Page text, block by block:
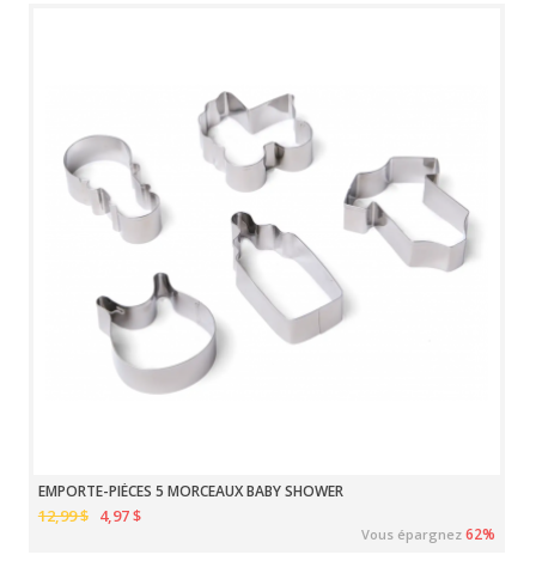
EMPORTE-PIÈCES 5 MORCEAUX BABY SHOWER
12,99 $ 4,97 $
Vous épargnez62%